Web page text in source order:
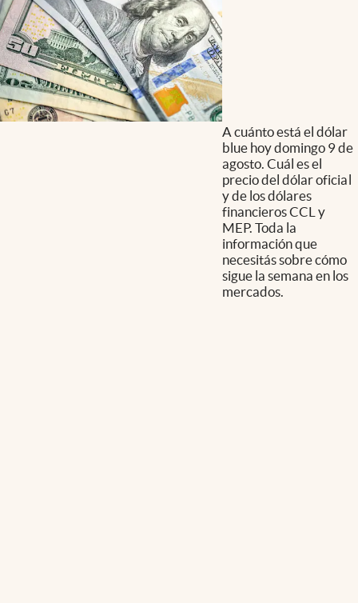
A cuánto está el dólar
blue hoy domingo 9 de
agosto. Cuál es el
precio del dólar oficial
y de los dólares
financieros CCL y
MEP. Toda la
información que
necesitás sobre cómo
sigue la semana en los
mercados.